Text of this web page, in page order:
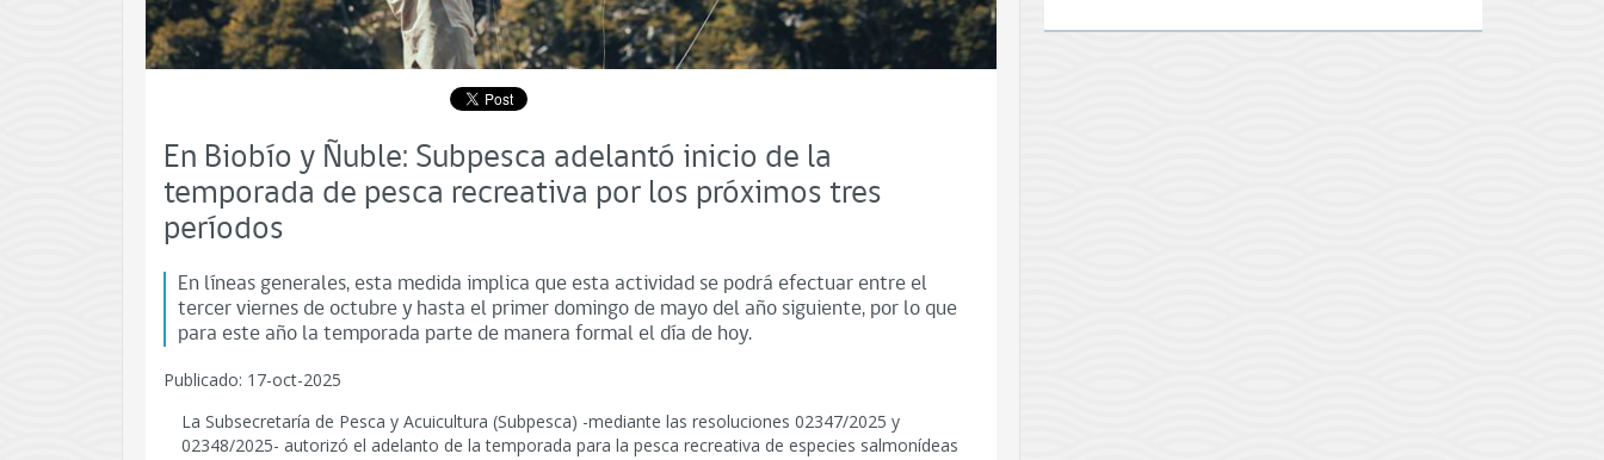
En Biobío y Ñuble: Subpesca adelantó inicio de la
temporada de pesca recreativa por los próximos tres
períodos
En líneas generales, esta medida implica que esta actividad se podrá efectuar entre el
tercer viernes de octubre y hasta el primer domingo de mayo del año siguiente, por lo que
para este año la temporada parte de manera formal el día de hoy.
Publicado: 17-oct-2025
La Subsecretaría de Pesca y Acuicultura (Subpesca) -mediante las resoluciones 02347/2025 y
02348/2025- autorizó el adelanto de la temporada para la pesca recreativa de especies salmonídeas